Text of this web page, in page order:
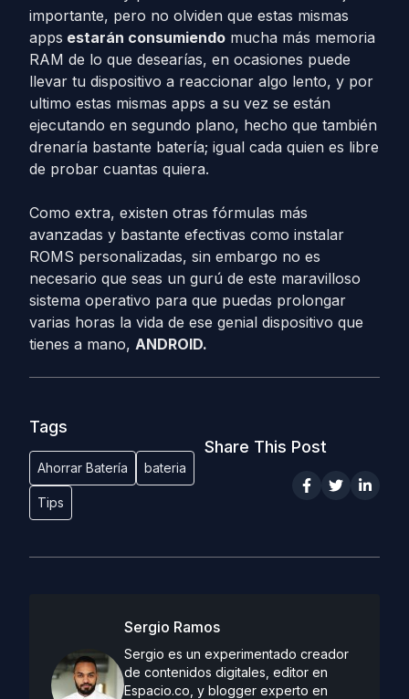
importante, pero no olviden que estas mismas
apps estarán consumiendo mucha más memoria
RAM de lo que desearías, en ocasiones puede
llevar tu dispositivo a reaccionar algo lento, y por
ultimo estas mismas apps a su vez se están
ejecutando en segundo plano, hecho que también
drenaría bastante batería; igual cada quien es libre
de probar cuantas quiera.
Como extra, existen otras fórmulas más
avanzadas y bastante efectivas como instalar
ROMS personalizadas, sin embargo no es
necesario que seas un gurú de este maravilloso
sistema operativo para que puedas prolongar
varias horas la vida de ese genial dispositivo que
tienes a mano, ANDROID.
Tags
Ahorrar Batería bateria
Tips
Share This Post
Sergio Ramos
Sergio es un experimentado creador
de contenidos digitales, editor en
Espacio.co, y blogger experto en